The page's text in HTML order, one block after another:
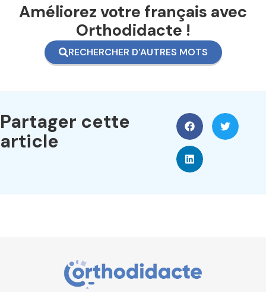
Améliorez votre français avec
Orthodidacte !
RECHERCHER D'AUTRES MOTS
Partager cette
article